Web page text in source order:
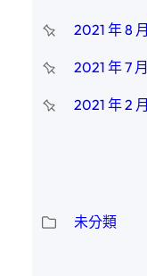
2021 年 8 月
2021 年 7 月
2021 年 2 月
未分類